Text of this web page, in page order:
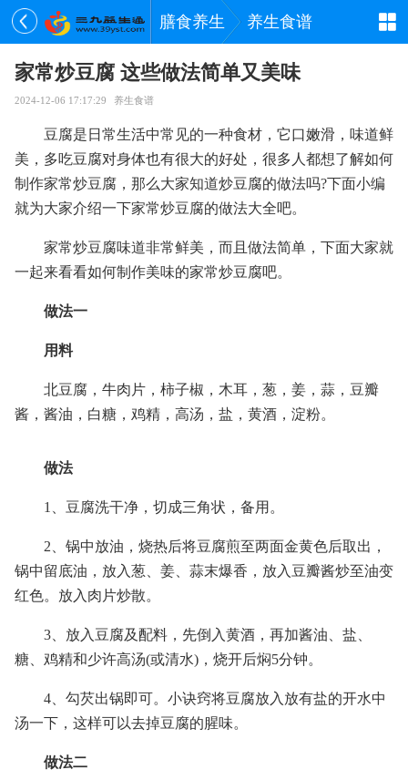
膳食养生 养生食谱
家常炒豆腐 这些做法简单又美味
2024-12-06 17:17:29 养生食谱
豆腐是日常生活中常见的一种食材，它口嫩滑，味道鲜
美，多吃豆腐对身体也有很大的好处，很多人都想了解如何
制作家常炒豆腐，那么大家知道炒豆腐的做法吗?下面小编
就为大家介绍一下家常炒豆腐的做法大全吧。
家常炒豆腐味道非常鲜美，而且做法简单，下面大家就
一起来看看如何制作美味的家常炒豆腐吧。
做法一
用料
北豆腐，牛肉片，柿子椒，木耳，葱，姜，蒜，豆瓣
酱，酱油，白糖，鸡精，高汤，盐，黄酒，淀粉。
做法
1、豆腐洗干净，切成三角状，备用。
2、锅中放油，烧热后将豆腐煎至两面金黄色后取出，
锅中留底油，放入葱、姜、蒜末爆香，放入豆瓣酱炒至油变
红色。放入肉片炒散。
3、放入豆腐及配料，先倒入黄酒，再加酱油、盐、
糖、鸡精和少许高汤(或清水)，烧开后焖5分钟。
4、勾芡出锅即可。小诀窍将豆腐放入放有盐的开水中
汤一下，这样可以去掉豆腐的腥味。
做法二